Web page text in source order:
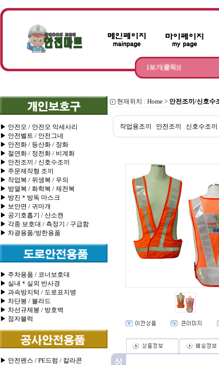
망, 차광망 설치 문의를 받고 있습니다. [내용보기(클릭)]
▶ 안전모 / 안전모 악세사리
▶ 안전벨트 / 안전그네
▶ 안전화 / 등산화 / 장화
▶ 절연화 / 정전화 / 비계화
▶ 안전조끼 / 신호수조끼
▶ 주문제작형 조끼
▶ 작업복 / 위생복 / 우의
▶ 방열복 / 화학복 / 제전복
▶ 방진＊방독 마스크
▶ 보안면 / 귀마개
▶ 공기호흡기 / 산소캔
▶ 각종 보호대 / 측정기 / 구급함
▶ 차광용품/방한용품
▶ 주차용품 / 코너보호대
▶ 실내＊실외 반사경
▶ 과속방지턱 / 도로표지병
▶ 차단봉 / 볼라드
▶ 차선규제봉 / 방호벽
▶ 점자블럭
▶ 안전펜스 / PE드럼 / 칼라콘
현재위치 : Home > 안전조끼/신호수
작업용조끼 안전조끼 신호수조끼